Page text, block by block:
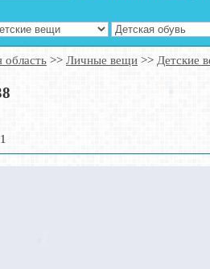
область >> Личные вещи >> Детские